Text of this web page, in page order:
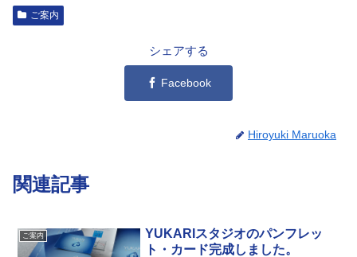
ご案内
シェアする
Facebook
Hiroyuki Maruoka
関連記事
ご案内
YUKARIスタジオのパンフレッ
ト・カード完成しました。